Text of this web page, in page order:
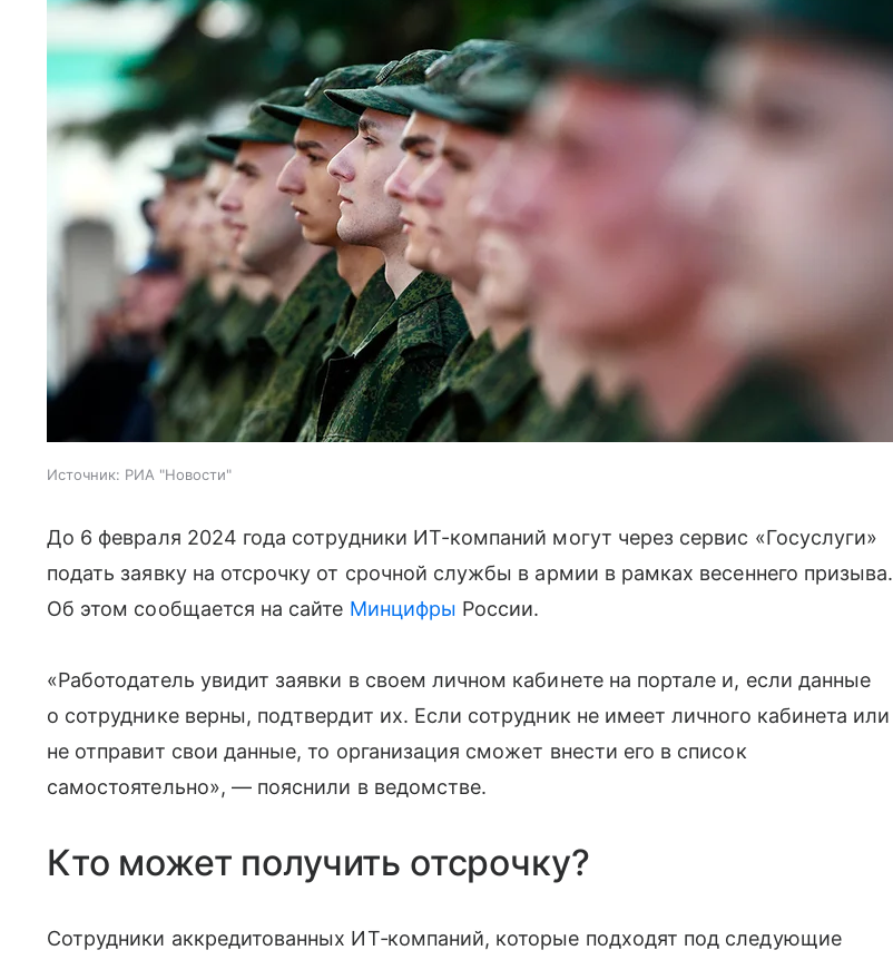
Источник: РИА "Новости"
До 6 февраля 2024 года сотрудники ИТ-компаний могут через сервис «Госуслуги»
подать заявку на отсрочку от срочной службы в армии в рамках весеннего призыва.
Об этом сообщается на сайте Минцифры России.
«Работодатель увидит заявки в своем личном кабинете на портале и, если данные
о сотруднике верны, подтвердит их. Если сотрудник не имеет личного кабинета или
не отправит свои данные, то организация сможет внести его в список
самостоятельно», — пояснили в ведомстве.
Кто может получить отсрочку?
Сотрудники аккредитованных ИТ‑компаний, которые подходят под следующие